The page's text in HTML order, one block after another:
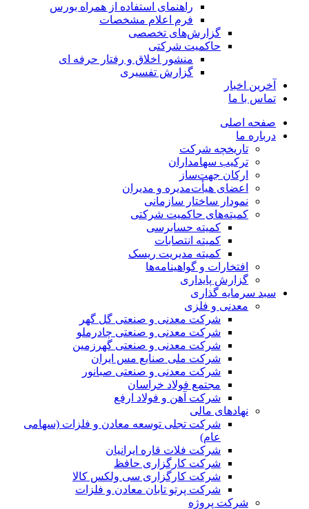
راهنمای استفاده از همراه بورس
فرم اعلام مشخصات
گزارش‌های تخصصی
حاکمیت شرکتی
منشور اخلاق و رفتار حرفه­ ای
گزارش تفسیری
آخرین اخبار
تماس با ما
صفحه اصلی
درباره ما
تاریخچه شرکت
ترکیب سهامداران
ارکان جهت‌ساز
اعضای هیأت‌مدیره و مدیران
نمودار ساختار سازمانی
کمیته‌های حاکمیت شرکتی
کمیته حسابرسی
کمیته انتصابات
کمیته مدیریت ریسک
افتخارات و گواهینامه‌ها
گزارش پایداری
سبد سرمایه گذاری
معدنی و فلزی
شرکت معدنی و صنعتی گل گهر
شرکت معدنی و صنعتی چادرملو
شرکت معدنی و صنعتی گهرزمین
شرکت ملی صنایع مس ایران
شرکت معدنی و صنعتی صبانور
مجتمع فولاد خراسان
شرکت آهن و فولاد ارفع
نهادهای مالی
شرکت تجلی توسعه معادن و فلزات (سهامی
عام)
شرکت فلات قاره ایرانیان
شرکت کارگزاری حافظ
شرکت کارگزاری سی ولکس کالا
شرکت پرتو تابان معادن و فلزات
شرکت پروژه